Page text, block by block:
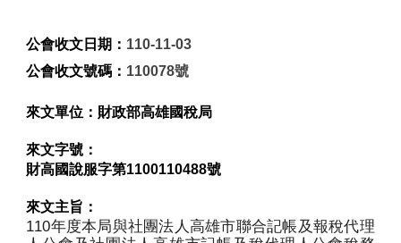
公會收文日期： 110-11-03
公會收文號碼： 110078號
來文單位： 財政部高雄國稅局
來文字號：
財高國說服字第1100110488號
來文主旨：
110年度本局與社團法人高雄市聯合記帳及報稅代理